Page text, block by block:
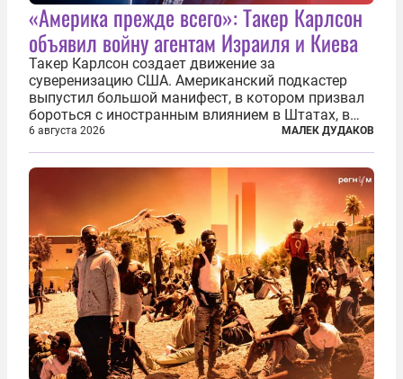
«Америка прежде всего»: Такер Карлсон
объявил войну агентам Израиля и Киева
Такер Карлсон создает движение за
суверенизацию США. Американский подкастер
выпустил большой манифест, в котором призвал
бороться с иностранным влиянием в Штатах, в
первую очередь имея в виду Израиль. А также
прекратить заморские войны, выплатить
репарации Ирану, остановить прием мигрантов...
6 августа 2026 МАЛЕК ДУДАКОВ